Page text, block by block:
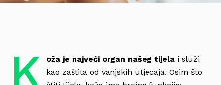
K oža je najveći organ našeg tijelai služi
kao zaštita od vanjskih utjecaja. Osim što